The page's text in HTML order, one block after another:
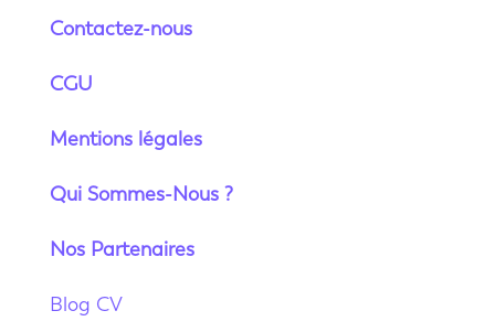
Contactez-nous
CGU
Mentions légales
Qui Sommes-Nous ?
Nos Partenaires
Blog CV